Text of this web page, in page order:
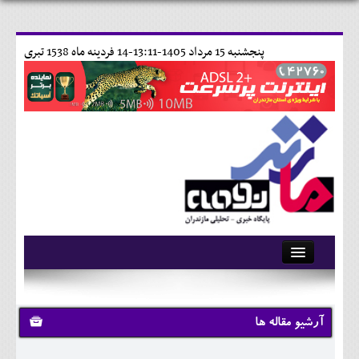
14 فردينه ماه 1538 تبری پنجشنبه 15 مرداد 1405-13:11-
آرشیو
تماس با ما
وبلاگ
آرشیو مقاله ها